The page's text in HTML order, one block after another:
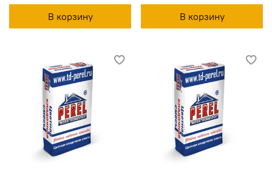
В корзину В корзину